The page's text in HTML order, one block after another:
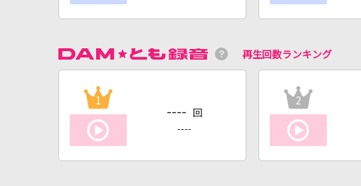
再生回数ランキング
1
---- 回
----
2